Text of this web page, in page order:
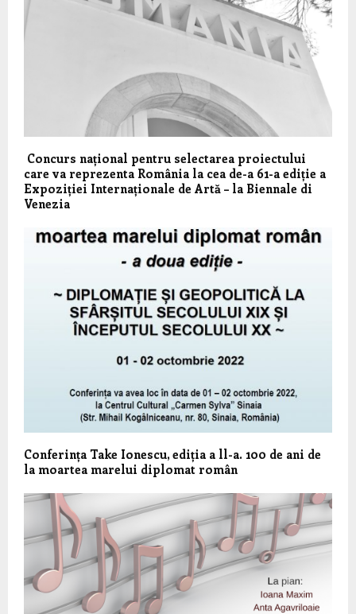
Concurs național pentru selectarea proiectului
care va reprezenta România la cea de-a 61-a ediție a
Expoziției Internaționale de Artă – la Biennale di
Venezia
Conferința Take Ionescu, ediția a ll-a. 100 de ani de
la moartea marelui diplomat român